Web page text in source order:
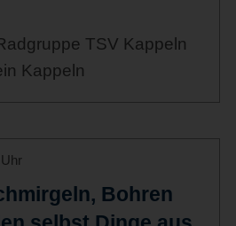
TSV Kappeln
Kappeln
Bohren